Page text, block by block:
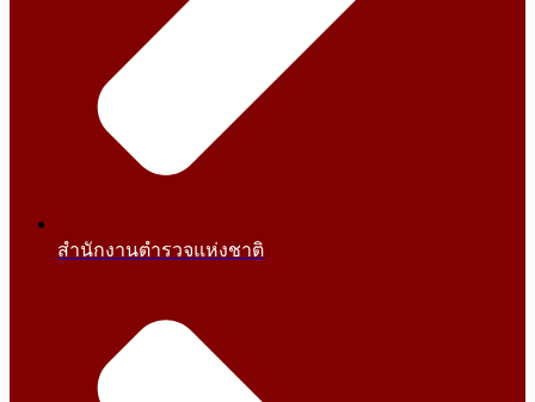
สำนักงานตำรวจแห่งชาติ